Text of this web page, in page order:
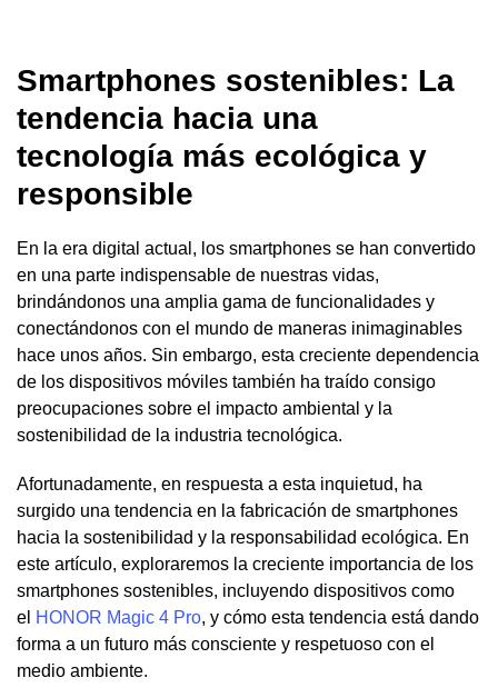
Smartphones sostenibles: La
tendencia hacia una
tecnología más ecológica y
responsible
En la era digital actual, los smartphones se han convertido
en una parte indispensable de nuestras vidas,
brindándonos una amplia gama de funcionalidades y
conectándonos con el mundo de maneras inimaginables
hace unos años. Sin embargo, esta creciente dependencia
de los dispositivos móviles también ha traído consigo
preocupaciones sobre el impacto ambiental y la
sostenibilidad de la industria tecnológica.
Afortunadamente, en respuesta a esta inquietud, ha
surgido una tendencia en la fabricación de smartphones
hacia la sostenibilidad y la responsabilidad ecológica. En
este artículo, exploraremos la creciente importancia de los
smartphones sostenibles, incluyendo dispositivos como
el HONOR Magic 4 Pro, y cómo esta tendencia está dando
forma a un futuro más consciente y respetuoso con el
medio ambiente.